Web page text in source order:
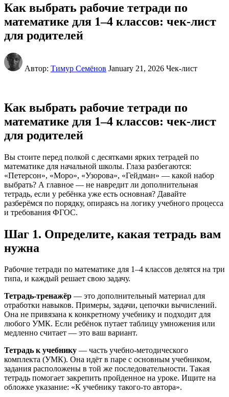
Как выбрать рабочие тетради по
математике для 1–4 классов: чек-лист
для родителей
Автор: Тимур Семёнов January 21, 2026 Чек-лист
Как выбрать рабочие тетради по
математике для 1–4 классов: чек-лист
для родителей
Вы стоите перед полкой с десятками ярких тетрадей по
математике для начальной школы. Глаза разбегаются:
«Петерсон», «Моро», «Узорова», «Гейдман» — какой набор
выбрать? А главное — не навредит ли дополнительная
тетрадь, если у ребёнка уже есть основная? Давайте
разберёмся по порядку, опираясь на логику учебного процесса
и требования ФГОС.
Шаг 1. Определите, какая тетрадь вам
нужна
Рабочие тетради по математике для 1–4 классов делятся на три
типа, и каждый решает свою задачу.
Тетрадь-тренажёр — это дополнительный материал для
отработки навыков. Примеры, задачи, цепочки вычислений.
Она не привязана к конкретному учебнику и подходит для
любого УМК. Если ребёнок путает таблицу умножения или
медленно считает — это ваш вариант.
Тетрадь к учебнику — часть учебно-методического
комплекта (УМК). Она идёт в паре с основным учебником,
задания расположены в той же последовательности. Такая
тетрадь помогает закрепить пройденное на уроке. Ищите на
обложке указание: «К учебнику такого-то автора».